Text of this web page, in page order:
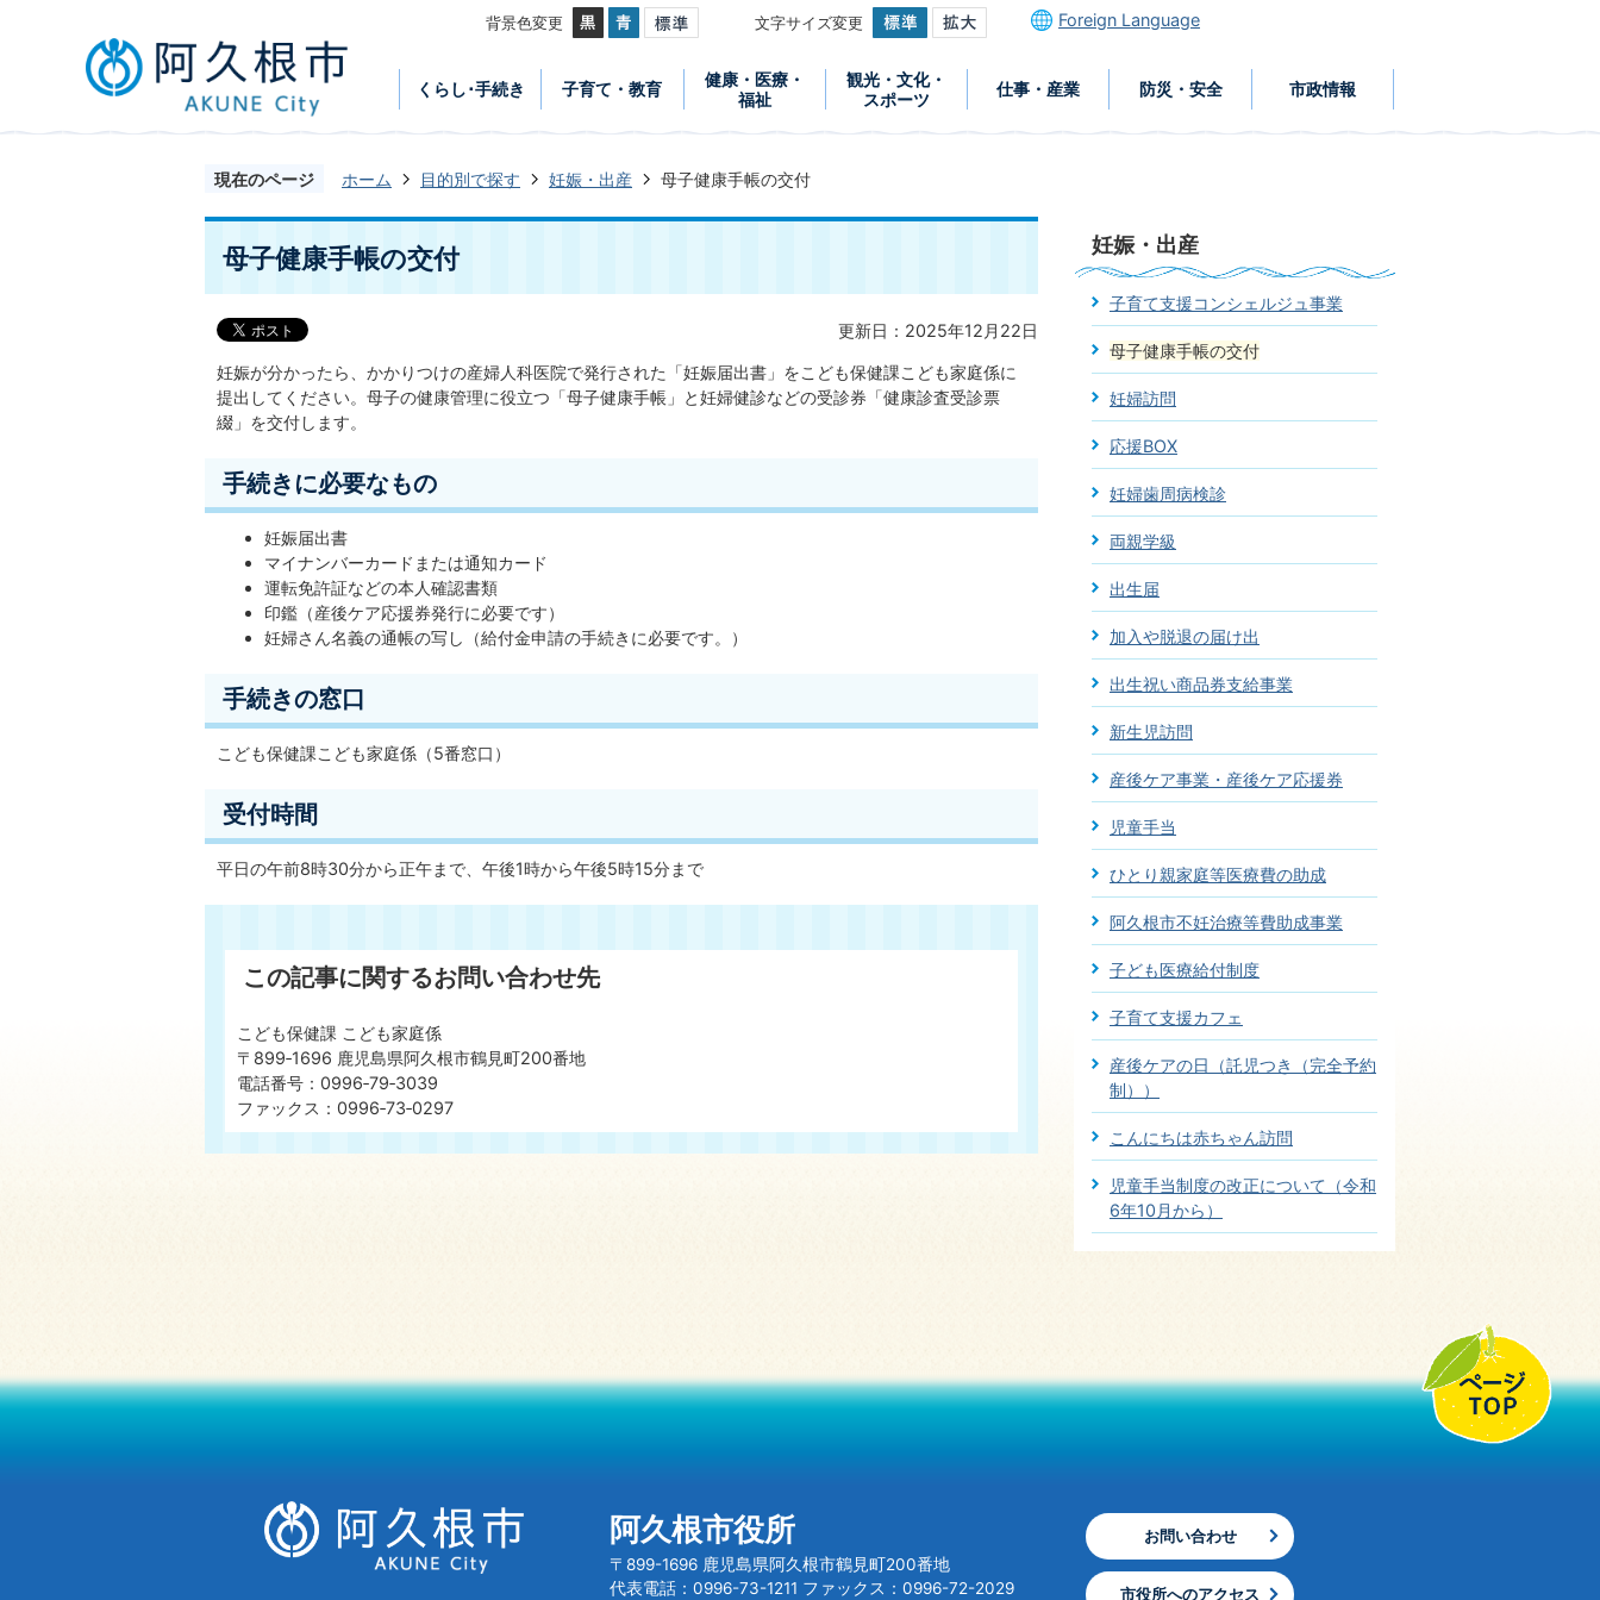
背景色変更 文字サイズ変更 Foreign Language
くらし･手続き 子育て・教育
健康・医療・
福祉
観光・文化・
スポーツ
仕事・産業 防災・安全 市政情報
現在のページ ホーム 目的別で探す 妊娠・出産 母子健康手帳の交付
母子健康手帳の交付
更新日：2025年12月22日
妊娠が分かったら、かかりつけの産婦人科医院で発行された「妊娠届出書」をこども保健課こども家庭係に
提出してください。母子の健康管理に役立つ「母子健康手帳」と妊婦健診などの受診券「健康診査受診票
綴」を交付します。
手続きに必要なもの
妊娠届出書
マイナンバーカードまたは通知カード
運転免許証などの本人確認書類
印鑑（産後ケア応援券発行に必要です）
妊婦さん名義の通帳の写し（給付金申請の手続きに必要です。）
手続きの窓口
こども保健課こども家庭係（5番窓口）
受付時間
平日の午前8時30分から正午まで、午後1時から午後5時15分まで
この記事に関するお問い合わせ先
こども保健課 こども家庭係
〒899‐1696 鹿児島県阿久根市鶴見町200番地
電話番号：0996‐79‐3039
ファックス：0996‐73‐0297
妊娠・出産
子育て支援コンシェルジュ事業
母子健康手帳の交付
妊婦訪問
応援BOX
妊婦歯周病検診
両親学級
出生届
加入や脱退の届け出
出生祝い商品券支給事業
新生児訪問
産後ケア事業・産後ケア応援券
児童手当
ひとり親家庭等医療費の助成
阿久根市不妊治療等費助成事業
子ども医療給付制度
子育て支援カフェ
産後ケアの日（託児つき（完全予約
制））
こんにちは赤ちゃん訪問
児童手当制度の改正について（令和
6年10月から）
阿久根市役所
〒899-1696 鹿児島県阿久根市鶴見町200番地
代表電話：0996-73-1211 ファックス：0996-72-2029
お問い合わせ
市役所へのアクセス